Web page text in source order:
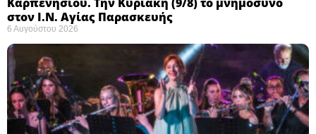
στον Ι.Ν. Αγίας Παρασκευής
6 Αυγούστου 2026